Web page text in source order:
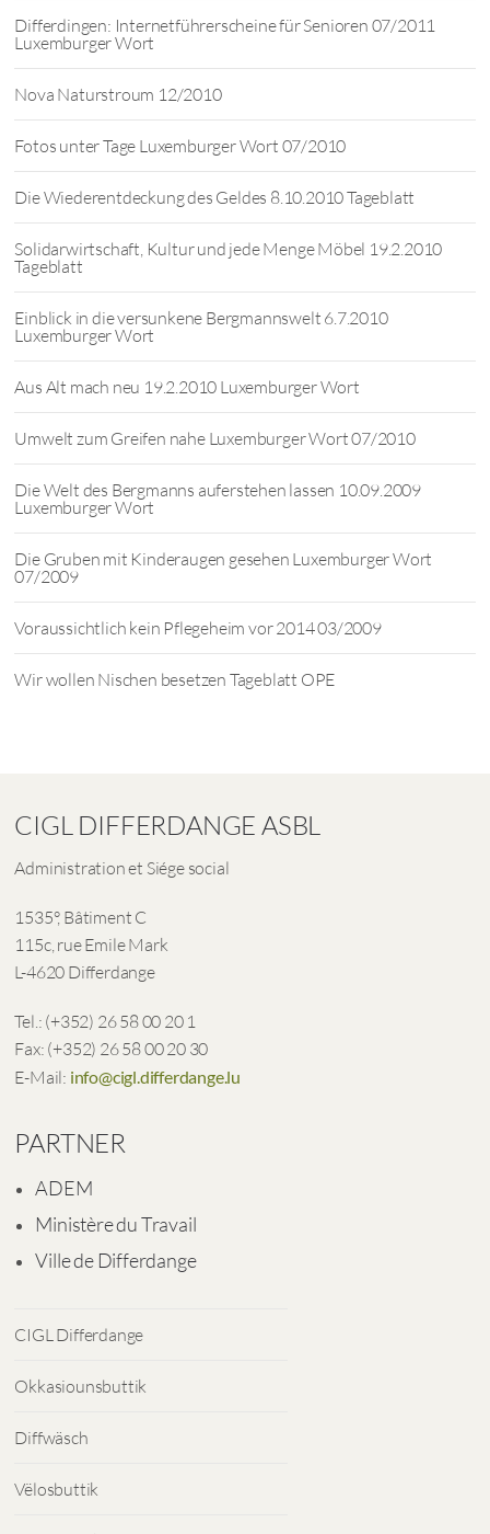
Differdingen: Internetführerscheine für Senioren 07/2011
Luxemburger Wort
Nova Naturstroum 12/2010
Fotos unter Tage Luxemburger Wort 07/2010
Die Wiederentdeckung des Geldes 8.10.2010 Tageblatt
Solidarwirtschaft, Kultur und jede Menge Möbel 19.2.2010
Tageblatt
Einblick in die versunkene Bergmannswelt 6.7.2010
Luxemburger Wort
Aus Alt mach neu 19.2.2010 Luxemburger Wort
Umwelt zum Greifen nahe Luxemburger Wort 07/2010
Die Welt des Bergmanns auferstehen lassen 10.09.2009
Luxemburger Wort
Die Gruben mit Kinderaugen gesehen Luxemburger Wort
07/2009
Voraussichtlich kein Pflegeheim vor 2014 03/2009
Wir wollen Nischen besetzen Tageblatt OPE
CIGL DIFFERDANGE ASBL
Administration et Siége social
1535°, Bâtiment C
115c, rue Emile Mark
L-4620 Differdange
Tel.: (+352) 26 58 00 20 1
Fax: (+352) 26 58 00 20 30
E-Mail: info@cigl.differdange.lu
PARTNER
ADEM
Ministère du Travail
Ville de Differdange
CIGL Differdange
Okkasiounsbuttik
Diffwäsch
Vëlosbuttik